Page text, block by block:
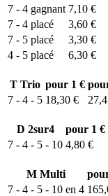
7 - 4 gagnant 7,10 €
7 - 4 placé 3,60 €
7 - 5 placé 3,30 €
4 - 5 placé 6,30 €
T Trio pour 1 €
7 - 4 - 5 18,30 €
D 2sur4 pour 1 €
7 - 4 - 5 - 10 4,80 €
M Multi
7 - 4 - 5 - 10 en 4